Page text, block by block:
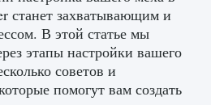
лиги Clash of Clans
2 599 0 1
станет захватывающим и
В этой статье мы
этапы настройки вашего
советов и
помогут вам создать